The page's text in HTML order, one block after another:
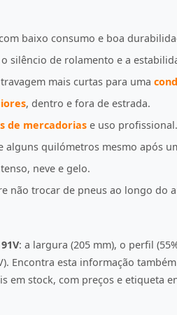
baixo consumo e boa
silêncio de rolamento e a
mais curtas para uma
, dentro e fora de estrada.
de mercadorias e uso profissional.
alguns quilómetros mesmo após
neve e gelo.
não trocar de pneus ao longo do
: a largura (205 mm), o perfil
Encontra esta informação
em stock, com preços e etiqueta